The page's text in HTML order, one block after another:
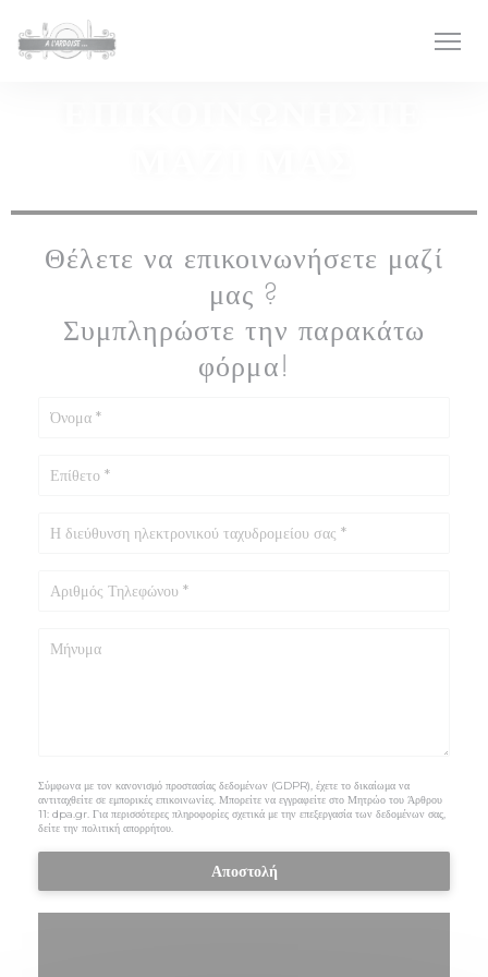
Θέλετε να επικοινωνήσετε μαζί
μας ?
Συμπληρώστε την παρακάτω
φόρμα!
Σύμφωνα με τον κανονισμό προστασίας δεδομένων (GDPR), έχετε το δικαίωμα να
αντιταχθείτε σε εμπορικές επικοινωνίες. Μπορείτε να εγγραφείτε στο Μητρώο του Άρθρου
11: dpa.gr. Για περισσότερες πληροφορίες σχετικά με την επεξεργασία των δεδομένων σας,
δείτε την πολιτική απορρήτου.